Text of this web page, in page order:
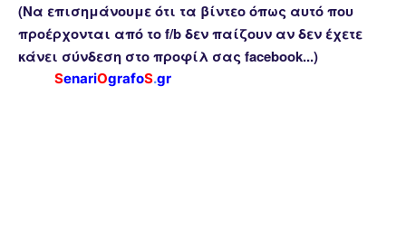
(Να επισημάνουμε ότι τα βίντεο όπως αυτό που
προέρχονται από το f/b δεν παίζουν αν δεν έχετε
κάνει σύνδεση στο προφίλ σας facebook...)
SenariOgrafoS.gr